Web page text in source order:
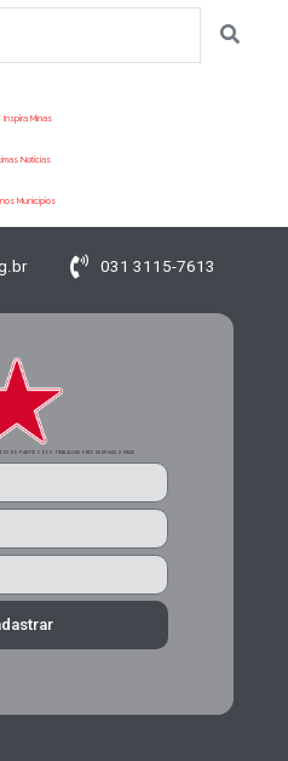
Inspira Minas
Notícias
Municípios
031 3115-7613
DO PARTIDO DOS TRABALHADORES DE MINAS GERAIS